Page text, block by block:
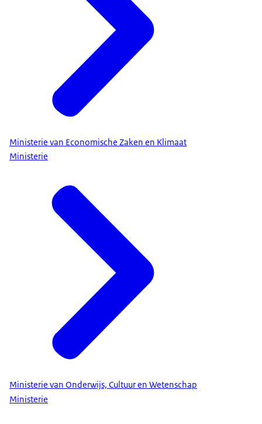
Ministerie van Economische Zaken en Klimaat
Ministerie
Ministerie van Onderwijs, Cultuur en Wetenschap
Ministerie